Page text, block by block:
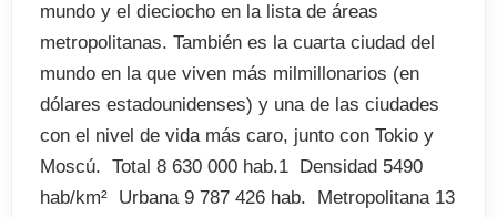
mundo y el dieciocho en la lista de áreas
metropolitanas. También es la cuarta ciudad del
mundo en la que viven más milmillonarios (en
dólares estadounidenses) y una de las ciudades
con el nivel de vida más caro, junto con Tokio y
Moscú.  Total 8 630 000 hab.1  Densidad 5490
hab/km²  Urbana 9 787 426 hab.  Metropolitana 13